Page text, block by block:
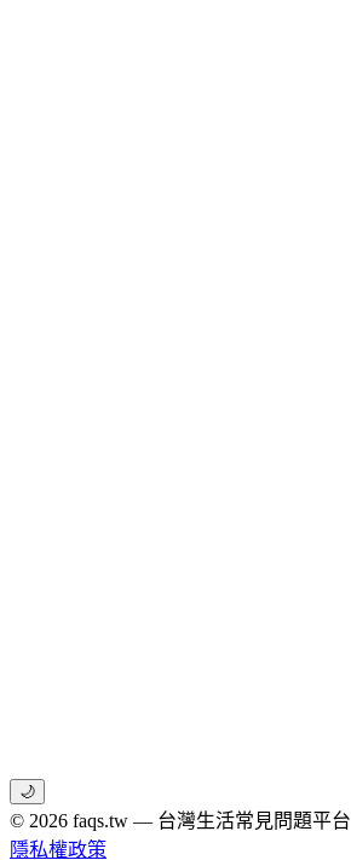
🌙
© 2026 faqs.tw — 台灣生活常見問題平台
隱私權政策